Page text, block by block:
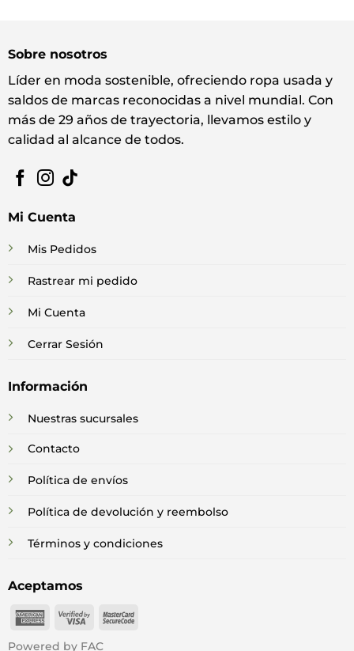
Sobre nosotros
Líder en moda sostenible, ofreciendo ropa usada y
saldos de marcas reconocidas a nivel mundial. Con
más de 29 años de trayectoria, llevamos estilo y
calidad al alcance de todos.
Mi Cuenta
Mis Pedidos
Rastrear mi pedido
Mi Cuenta
Cerrar Sesión
Información
Nuestras sucursales
Contacto
Política de envíos
Política de devolución y reembolso
Términos y condiciones
Aceptamos
American
Visa
MasterCard
Powered by FAC